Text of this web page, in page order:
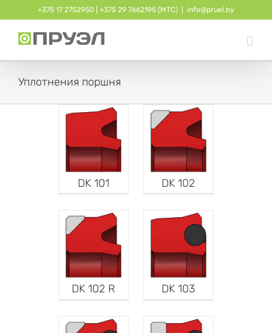
to
content
+375 17 2752950 +375 29 7662195 (МТС) info@pruel.by
Уплотнения поршня
DK 101 DK 102
DK 102 R DK 103